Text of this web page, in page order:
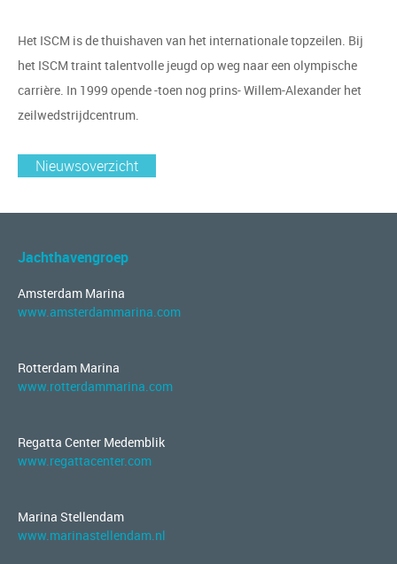
Het ISCM is de thuishaven van het internationale topzeilen. Bij
het ISCM traint talentvolle jeugd op weg naar een olympische
carrière. In 1999 opende -toen nog prins- Willem-Alexander het
zeilwedstrijdcentrum.
Nieuwsoverzicht
Jachthavengroep
Amsterdam Marina
www.amsterdammarina.com
Rotterdam Marina
www.rotterdammarina.com
Regatta Center Medemblik
www.regattacenter.com
Marina Stellendam
www.marinastellendam.nl